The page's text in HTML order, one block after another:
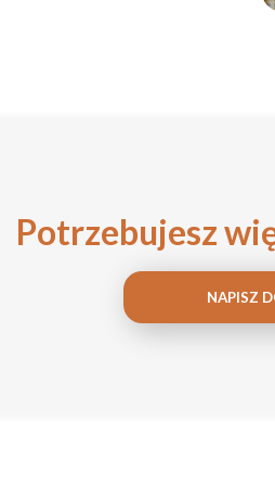
Potrzebujesz
NAPISZ